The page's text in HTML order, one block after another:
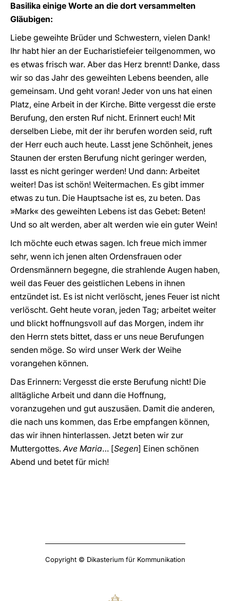
Basilika einige Worte an die dort versammelten
Gläubigen:
Liebe geweihte Brüder und Schwestern, vielen Dank!
Ihr habt hier an der Eucharistiefeier teilgenommen, wo
es etwas frisch war. Aber das Herz brennt! Danke, dass
wir so das Jahr des geweihten Lebens beenden, alle
gemeinsam. Und geht voran! Jeder von uns hat einen
Platz, eine Arbeit in der Kirche. Bitte vergesst die erste
Berufung, den ersten Ruf nicht. Erinnert euch! Mit
derselben Liebe, mit der ihr berufen worden seid, ruft
der Herr euch auch heute. Lasst jene Schönheit, jenes
Staunen der ersten Berufung nicht geringer werden,
lasst es nicht geringer werden! Und dann: Arbeitet
weiter! Das ist schön! Weitermachen. Es gibt immer
etwas zu tun. Die Hauptsache ist es, zu beten. Das
»Mark« des geweihten Lebens ist das Gebet: Beten!
Und so alt werden, aber alt werden wie ein guter Wein!
Ich möchte euch etwas sagen. Ich freue mich immer
sehr, wenn ich jenen alten Ordensfrauen oder
Ordensmännern begegne, die strahlende Augen haben,
weil das Feuer des geistlichen Lebens in ihnen
entzündet ist. Es ist nicht verlöscht, jenes Feuer ist nicht
verlöscht. Geht heute voran, jeden Tag; arbeitet weiter
und blickt hoffnungsvoll auf das Morgen, indem ihr
den Herrn stets bittet, dass er uns neue Berufungen
senden möge. So wird unser Werk der Weihe
vorangehen können.
Das Erinnern: Vergesst die erste Berufung nicht! Die
alltägliche Arbeit und dann die Hoffnung,
voranzugehen und gut auszusäen. Damit die anderen,
die nach uns kommen, das Erbe empfangen können,
das wir ihnen hinterlassen. Jetzt beten wir zur
Muttergottes.Ave Maria… [Segen] Einen schönen
Abend und betet für mich!
Copyright © Dikasterium für Kommunikation